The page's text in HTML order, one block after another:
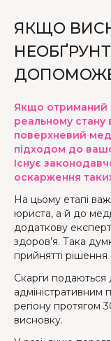
ЯКЩО
Якщо отриманий
реальному
поверхневий
підходом до
Існує
оскарження
На цьому етапі
юриста, а й до
додаткову
здоров’я. Така
прийнятті
Скарги подаються
регіону протягом
висновку.